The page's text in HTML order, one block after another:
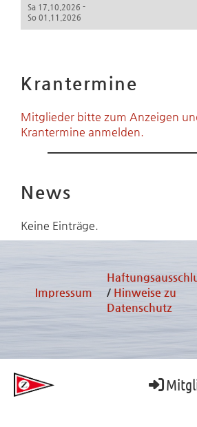
Sa 17.10.2026 -
So 01.11.2026
Krantermine
Mitglieder bitte zum Anzeigen
Krantermine anmelden.
News
Keine Einträge.
Impressum
/ Hinweise zu
Datenschutz